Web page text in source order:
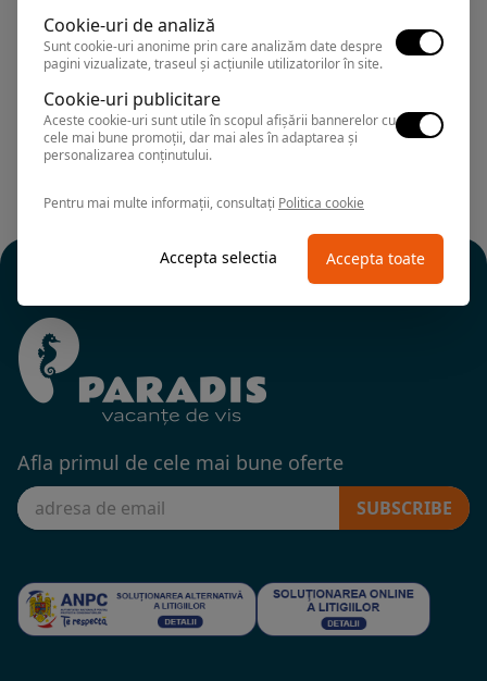
Neptun,
Rezervari si informatii
Afla primul de cele mai bune oferte
SUBSCRIBE
Cookie-uri de analiză
Sunt cookie-uri anonime prin care analizăm date despre
pagini vizualizate, traseul și acțiunile utilizatorilor în site.
Cookie-uri publicitare
Aceste cookie-uri sunt utile în scopul afișării bannerelor cu
cele mai bune promoții, dar mai ales în adaptarea și
personalizarea conținutului.
Pentru mai multe informații, consultați Politica cookie
Accepta selectia Accepta toate